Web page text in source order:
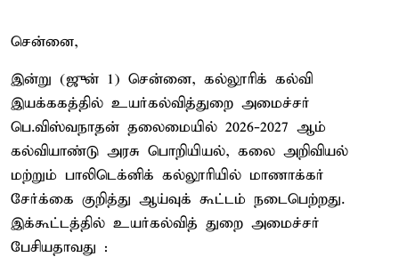
சென்னை,
இன்று (ஜுன் 1) சென்னை, கல்லூரிக் கல்வி
இயக்ககத்தில் உயர்கல்வித்துறை அமைச்சர்
பெ.விஸ்வநாதன் தலைமையில் 2026-2027 ஆம்
கல்வியாண்டு அரசு பொறியியல், கலை அறிவியல்
மற்றும் பாலிடெக்னிக் கல்லூரியில் மாணாக்கர்
சேர்க்கை குறித்து ஆய்வுக் கூட்டம் நடைபெற்றது.
இக்கூட்டத்தில் உயர்கல்வித் துறை அமைச்சர்
பேசியதாவது :